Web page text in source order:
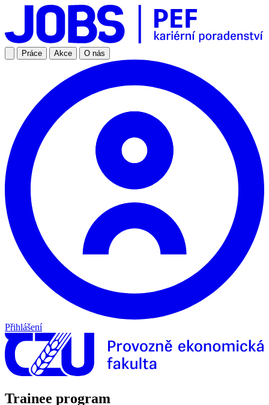
Práce Akce O nás
Přihlášení
Trainee program